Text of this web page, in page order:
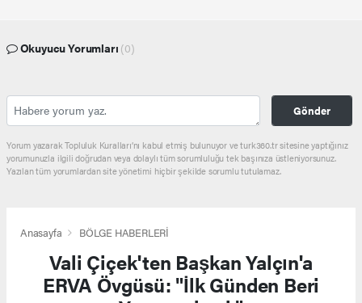
Okuyucu Yorumları (0)
Gönder
Yorum yazarak Topluluk Kuralları’nı kabul etmiş bulunuyor ve turk360.tr sitesine yaptığınız
yorumunuzla ilgili doğrudan veya dolaylı tüm sorumluluğu tek başınıza üstleniyorsunuz.
Yazılan tüm yorumlardan site yönetimi hiçbir şekilde sorumlu tutulamaz.
Anasayfa BÖLGE HABERLERİ
Vali Çiçek'ten Başkan Yalçın'a
ERVA Övgüsü: "İlk Günden Beri